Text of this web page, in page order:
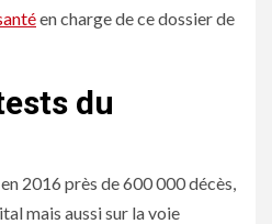
en charge de ce dossier de
du
2016 près de 600 000 décès,
mais aussi sur la voie